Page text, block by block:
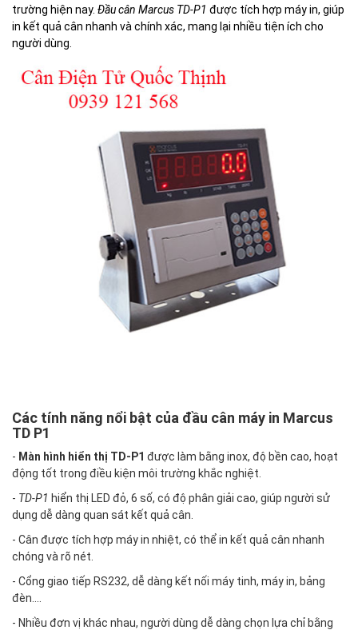
trường hiện nay. Đầu cân Marcus TD-P1 được tích hợp máy in, giúp
in kết quả cân nhanh và chính xác, mang lại nhiều tiện ích cho
người dùng.
Các tính năng nổi bật của đầu cân máy in Marcus
TD P1
- Màn hình hiển thị TD-P1 được làm bằng inox, độ bền cao, hoạt
động tốt trong điều kiện môi trường khắc nghiệt.
- TD-P1 hiển thị LED đỏ, 6 số, có độ phân giải cao, giúp người sử
dụng dễ dàng quan sát kết quả cân.
- Cân được tích hợp máy in nhiệt, có thể in kết quả cân nhanh
chóng và rõ nét.
- Cổng giao tiếp RS232, dễ dàng kết nối máy tinh, máy in, bảng
đèn....
- Nhiều đơn vị khác nhau, người dùng dễ dàng chọn lựa chỉ bằng